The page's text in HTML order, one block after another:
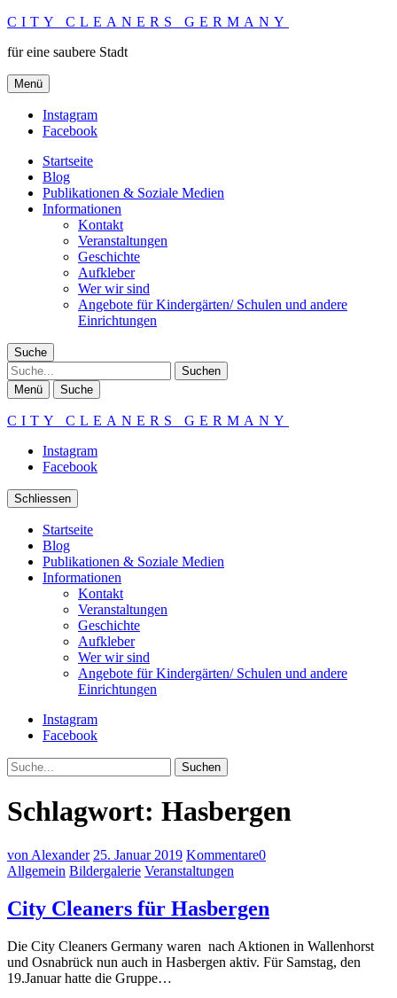
CITY CLEANERS GERMANY
für eine saubere Stadt
Menü
Instagram
Facebook
Startseite
Blog
Publikationen & Soziale Medien
Informationen
Kontakt
Veranstaltungen
Geschichte
Aufkleber
Wer wir sind
Angebote für Kindergärten/ Schulen und andere
Einrichtungen
Suche
Suche
Menü Suche
CITY CLEANERS GERMANY
Instagram
Facebook
Schliessen
Startseite
Blog
Publikationen & Soziale Medien
Informationen
Kontakt
Veranstaltungen
Geschichte
Aufkleber
Wer wir sind
Angebote für Kindergärten/ Schulen und andere
Einrichtungen
Instagram
Facebook
Suche
Schlagwort: Hasbergen
von Alexander 25. Januar 2019 Kommentare0
Allgemein Bildergalerie Veranstaltungen
City Cleaners für Hasbergen
Die City Cleaners Germany waren nach Aktionen in Wallenhorst
und Osnabrück nun auch in Hasbergen aktiv. Für Samstag, den
19.Januar hatte die Gruppe…